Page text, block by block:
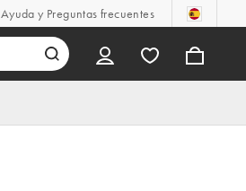
Ayuda y Preguntas frecuentes